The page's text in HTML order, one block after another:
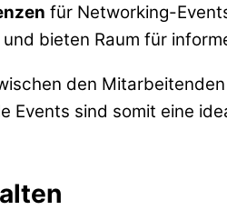
für Networking-
bieten Raum für
den
sind somit eine